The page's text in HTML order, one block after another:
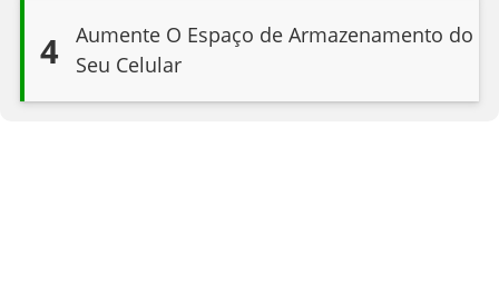
4
Aumente O Espaço de Armazenamento do
Seu Celular